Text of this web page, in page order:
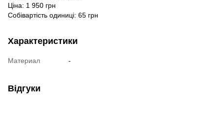
Ціна: 1 950 грн
Собівартість одиниці: 65 грн
Характеристики
Материал -
Відгуки